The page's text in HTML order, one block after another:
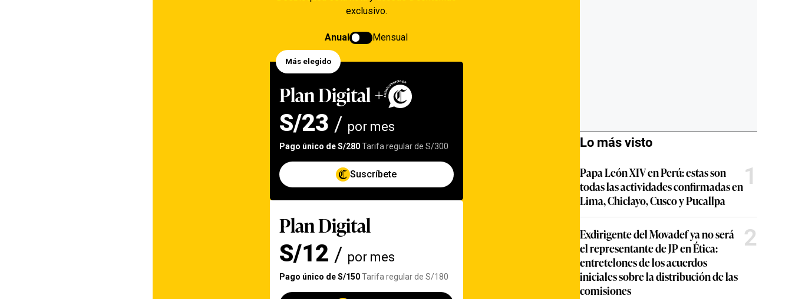
Lo más visto
Papa León XIV en Perú: estas son
todas las actividades confirmadas en
Lima, Chiclayo, Cusco y Pucallpa
1
Exdirigente del Movadef ya no será
el representante de JP en Ética:
entretelones de los acuerdos
iniciales sobre la distribución de las
comisiones
2